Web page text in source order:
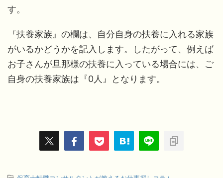
す。
『扶養家族』の欄は、自分自身の扶養に入れる家族
がいるかどうかを記入します。したがって、例えば
お子さんが旦那様の扶養に入っている場合には、ご
自身の扶養家族は『0人』となります。